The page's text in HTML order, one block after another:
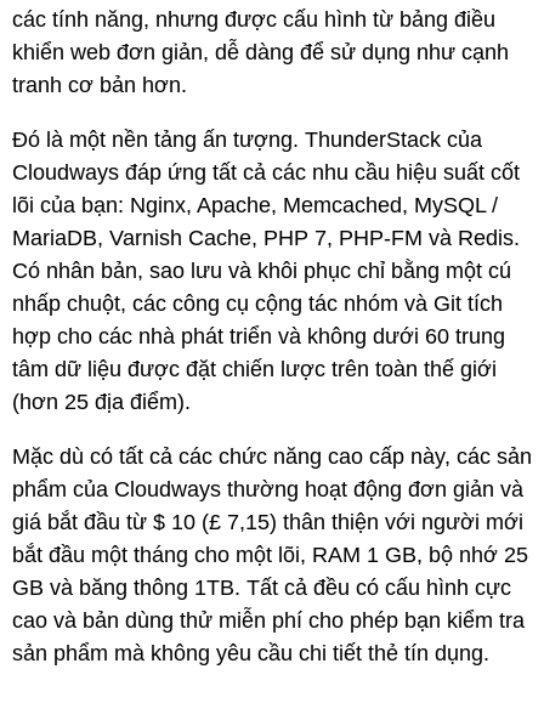
các tính năng, nhưng được cấu hình từ bảng điều
khiển web đơn giản, dễ dàng để sử dụng như cạnh
tranh cơ bản hơn.
Đó là một nền tảng ấn tượng. ThunderStack của
Cloudways đáp ứng tất cả các nhu cầu hiệu suất cốt
lõi của bạn: Nginx, Apache, Memcached, MySQL /
MariaDB, Varnish Cache, PHP 7, PHP-FM và Redis.
Có nhân bản, sao lưu và khôi phục chỉ bằng một cú
nhấp chuột, các công cụ cộng tác nhóm và Git tích
hợp cho các nhà phát triển và không dưới 60 trung
tâm dữ liệu được đặt chiến lược trên toàn thế giới
(hơn 25 địa điểm).
Mặc dù có tất cả các chức năng cao cấp này, các sản
phẩm của Cloudways thường hoạt động đơn giản và
giá bắt đầu từ $ 10 (£ 7,15) thân thiện với người mới
bắt đầu một tháng cho một lõi, RAM 1 GB, bộ nhớ 25
GB và băng thông 1TB. Tất cả đều có cấu hình cực
cao và bản dùng thử miễn phí cho phép bạn kiểm tra
sản phẩm mà không yêu cầu chi tiết thẻ tín dụng.